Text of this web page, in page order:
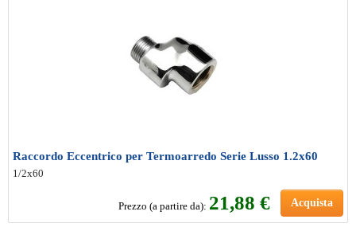
Raccordo Eccentrico per Termoarredo Serie Lusso 1.2x60
1/2x60
Prezzo (a partire da): 21,88 € Acquista